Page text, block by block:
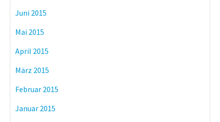
Juni 2015
Mai 2015
April 2015
März 2015
Februar 2015
Januar 2015